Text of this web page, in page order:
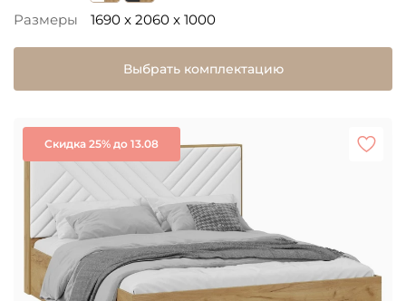
Размеры 1690 x 2060 x 1000
Выбрать комплектацию
Скидка 25% до 13.08